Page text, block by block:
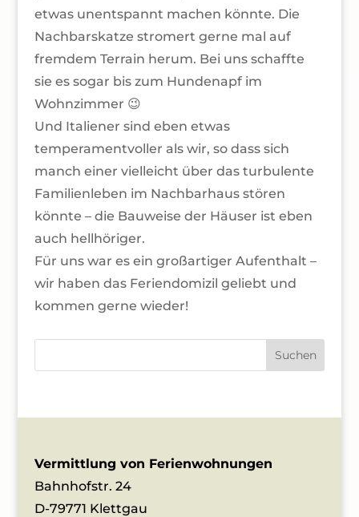
etwas unentspannt machen könnte. Die
Nachbarskatze stromert gerne mal auf
fremdem Terrain herum. Bei uns schaffte
sie es sogar bis zum Hundenapf im
Wohnzimmer 😉
Und Italiener sind eben etwas
temperamentvoller als wir, so dass sich
manch einer vielleicht über das turbulente
Familienleben im Nachbarhaus stören
könnte – die Bauweise der Häuser ist eben
auch hellhöriger.
Für uns war es ein großartiger Aufenthalt –
wir haben das Feriendomizil geliebt und
kommen gerne wieder!
Suchen
Vermittlung von Ferienwohnungen
Bahnhofstr. 24
D-79771 Klettgau